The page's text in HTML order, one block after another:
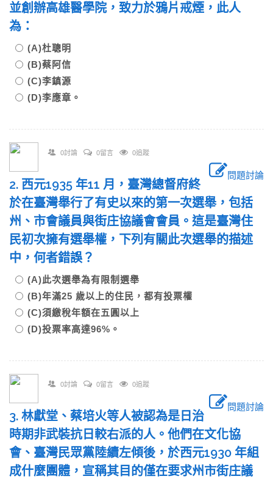
並創辦高雄醫學院，致力於鴉片戒煙，此人
為：
(A)杜聰明
(B)蔡阿信
(C)李鎮源
(D)李應章。
0討論 0留言 0追蹤
問題討論
2. 西元1935 年11 月，臺灣總督府終
於在臺灣舉行了有史以來的第一次選舉，包括
州、市會議員與街庄協議會會員。這是臺灣住
民初次擁有選舉權，下列有關此次選舉的描述
中，何者錯誤？
(A)此次選舉為有限制選舉
(B)年滿25 歲以上的住民，都有投票權
(C)須繳稅年額在五圓以上
(D)投票率高達96%。
0討論 0留言 0追蹤
問題討論
3. 林獻堂、蔡培火等人被認為是日治
時期非武裝抗日較右派的人。他們在文化協
會、臺灣民眾黨陸續左傾後，於西元1930 年組
成什麼團體，宣稱其目的僅在要求州市街庄議